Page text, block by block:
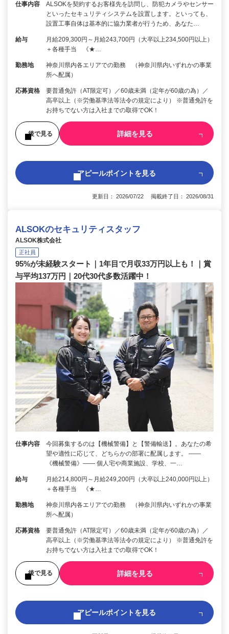
仕事内容
ALSOKを契約するお客様先を訪問し、防犯カメラやセンサー
といったセキュリティシステムを設置します。といっても、
設置工事自体は基本的に協力業者が行うため、あなた…
給与
月給209,300円～月給243,700円（大卒以上234,500円以上）
＋各種手当 《★…
勤務地
神奈川県内各エリアでの勤務 （神奈川県内いずれかの事業
所へ配属）
応募資格
要普通免許（AT限定可）／60歳未満（定年が60歳の為）／
高卒以上（※労働基準法等法令の規定により） ※普通免許を
お持ちでない方は入社までの取得でOK！
後で見る 詳細を見る
アピールポイントを見る
更新日： 2026/07/22 掲載終了日： 2026/08/31
ALSOKのセキュリティスタッフ
ALSOK株式会社
正社員
95%が未経験スタート｜1年目で月収33万円以上も！｜賞
与平均137万円｜20代30代多数活躍中！
仕事内容
今回募集するのは【機械警備】と【警備輸送】。あなたの希
望や適性に応じて、どちらかの部署に配属します。 ――
《機械警備》―― 個人宅や商業施設、学校、一…
給与
月給214,800円～月給249,200円（大卒以上240,000円以上）
＋各種手当 《★…
勤務地
神奈川県内各エリアでの勤務 （神奈川県内いずれかの事業
所へ配属）
応募資格
要普通免許（AT限定可）／60歳未満（定年が60歳の為）／
高卒以上（※労働基準法等法令の規定により） ※普通免許を
お持ちでない方は入社までの取得でOK！
後で見る 詳細を見る
アピールポイントを見る